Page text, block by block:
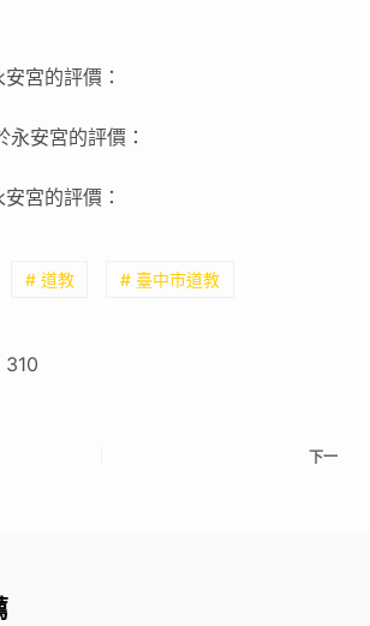
宮的評價：
安宮的評價：
宮的評價：
# 道教 # 臺中市道教
310
下一